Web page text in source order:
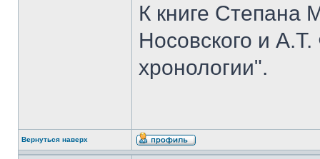
К книге Степана
Носовского и
хронологии".
Вернуться наверх